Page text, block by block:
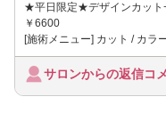
★平日限定★デザインカッ
￥6600
[施術メニュー] カット / カラ
サロンからの返信コ